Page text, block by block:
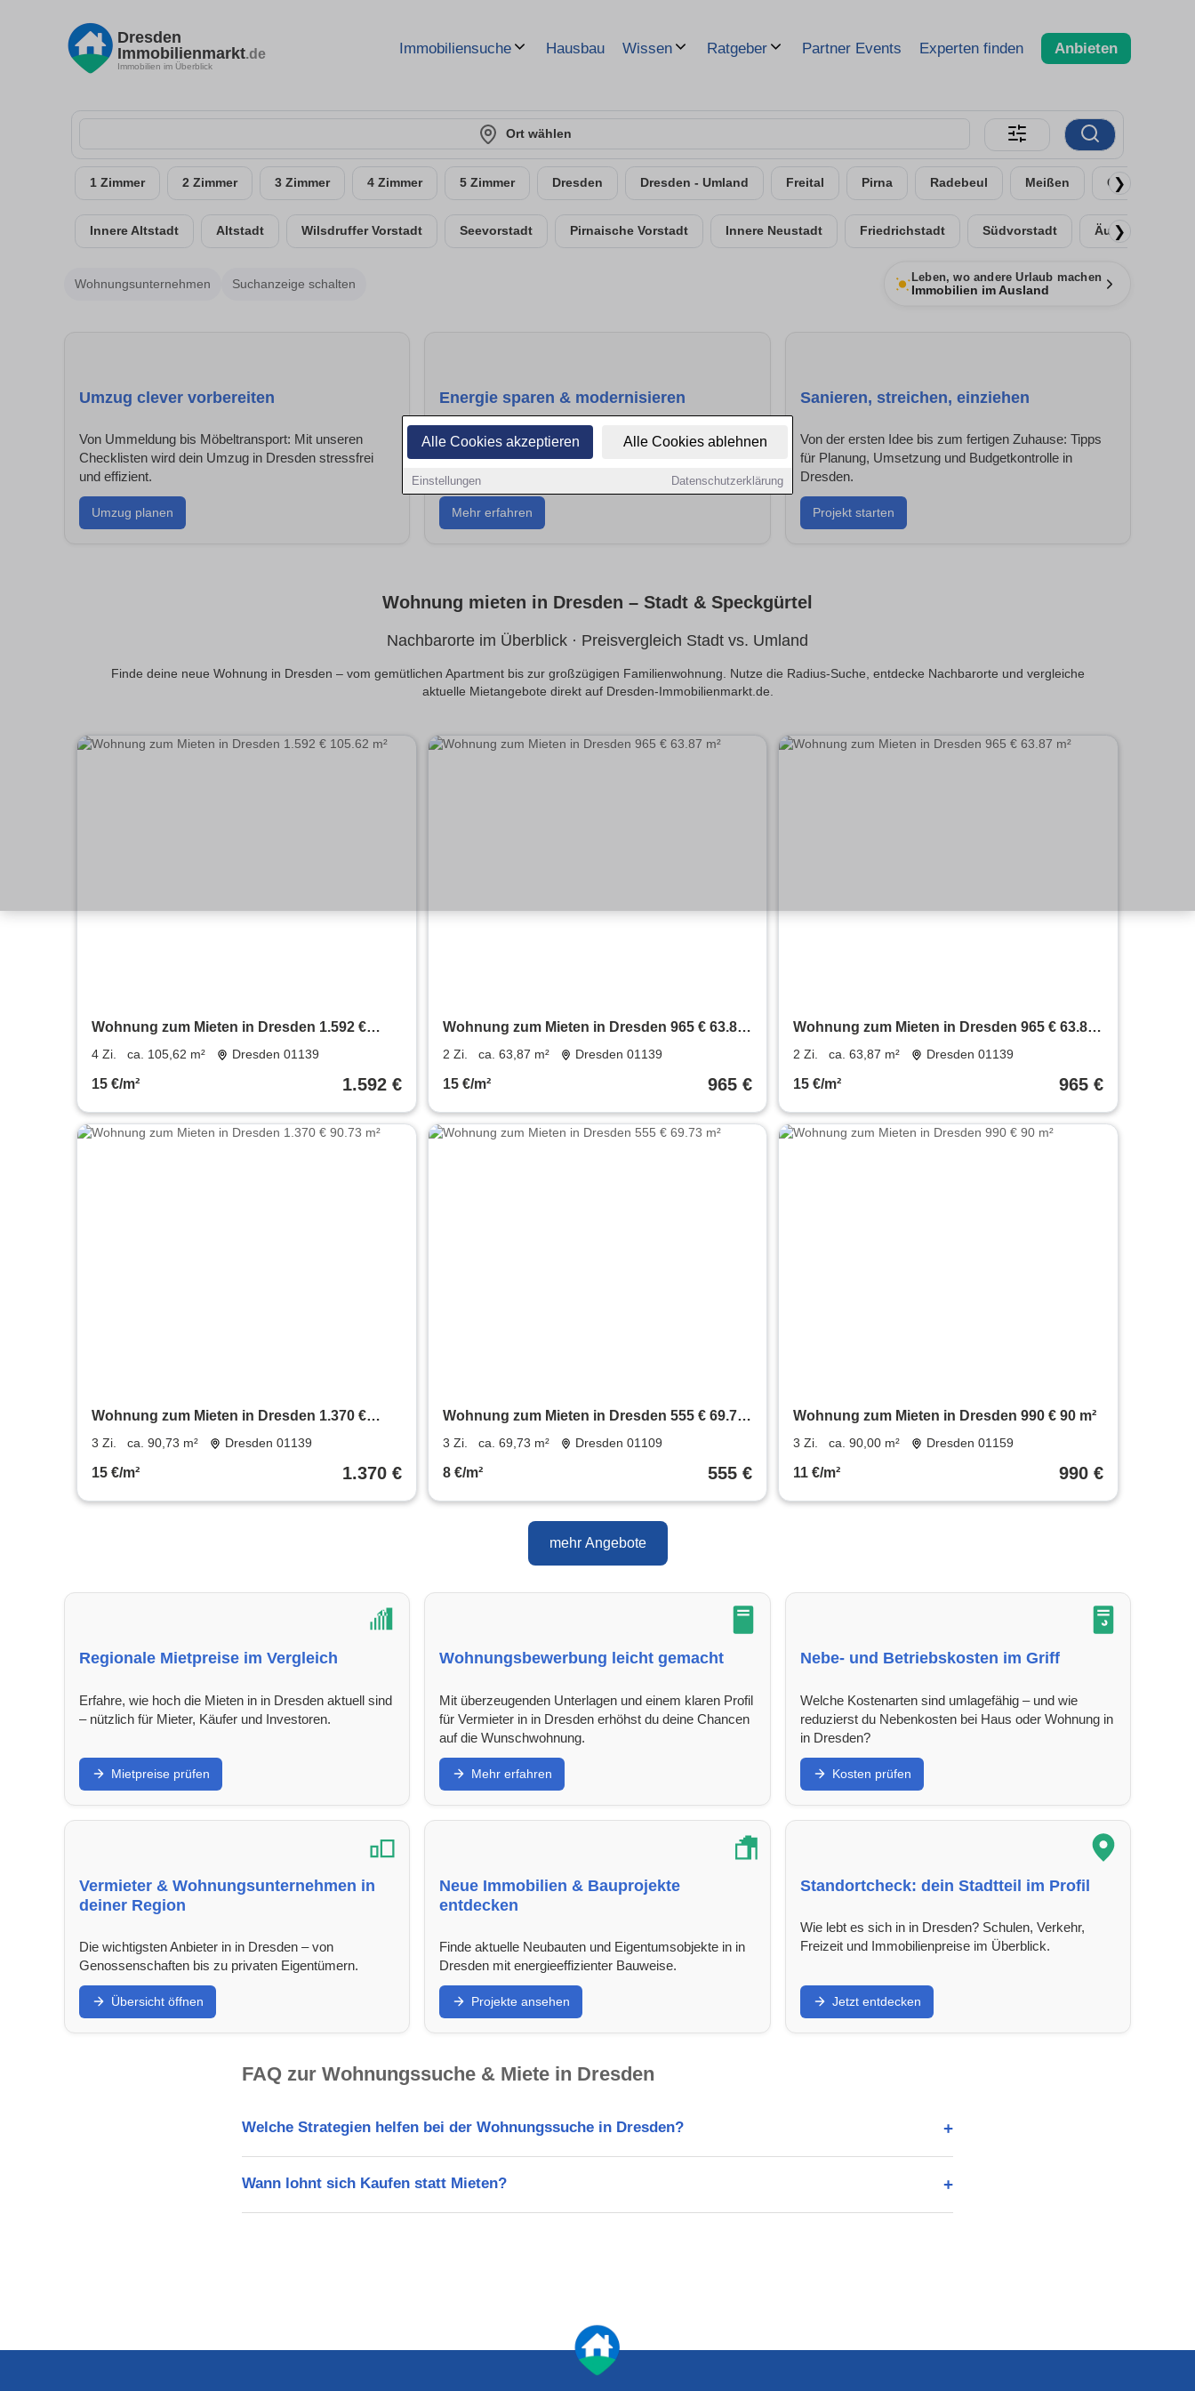
Alle Cookies akzeptieren Alle Cookies ablehnen
Einstellungen Datenschutzerklärung
Dresden
Immobilienmarkt.de
Immobilien im Überblick
Immobiliensuche Hausbau Wissen Ratgeber Partner Events Experten finden Anbieten
Ort wählen
1 Zimmer 2 Zimmer 3 Zimmer 4 Zimmer 5 Zimmer Dresden Dresden - Umland Freital Pirna Radebeul Meißen Coswig
❯
Innere Altstadt Altstadt Wilsdruffer Vorstadt Seevorstadt Pirnaische Vorstadt Innere Neustadt Friedrichstadt Südvorstadt Äußere
❯
Wohnungsunternehmen Suchanzeige schalten Leben, wo andere Urlaub machen
Immobilien im Ausland
Umzug clever vorbereiten
Von Ummeldung bis Möbeltransport: Mit unseren
Checklisten wird dein Umzug in Dresden stressfrei
und effizient.
Umzug planen
Energie sparen & modernisieren
Nutze staatliche Förderungen und finde den
passenden Anbieter in Dresden. So senkst du
dauerhaft deine Energiekosten.
Mehr erfahren
Sanieren, streichen, einziehen
Von der ersten Idee bis zum fertigen Zuhause: Tipps
für Planung, Umsetzung und Budgetkontrolle in
Dresden.
Projekt starten
Wohnung mieten in Dresden – Stadt & Speckgürtel
Nachbarorte im Überblick · Preisvergleich Stadt vs. Umland
Finde deine neue Wohnung in Dresden – vom gemütlichen Apartment bis zur großzügigen Familienwohnung. Nutze die Radius-Suche, entdecke Nachbarorte und vergleiche
aktuelle Mietangebote direkt auf Dresden-Immobilienmarkt.de.
Wohnung zum Mieten in Dresden 1.592 €
105.62 m²
4 Zi. ca. 105,62 m² Dresden 01139
15 €/m² 1.592 €
Wohnung zum Mieten in Dresden 965 € 63.87
m²
2 Zi. ca. 63,87 m² Dresden 01139
15 €/m² 965 €
Wohnung zum Mieten in Dresden 965 € 63.87
m²
2 Zi. ca. 63,87 m² Dresden 01139
15 €/m² 965 €
Wohnung zum Mieten in Dresden 1.370 €
90.73 m²
3 Zi. ca. 90,73 m² Dresden 01139
15 €/m² 1.370 €
Wohnung zum Mieten in Dresden 555 € 69.73
m²
3 Zi. ca. 69,73 m² Dresden 01109
8 €/m² 555 €
Wohnung zum Mieten in Dresden 990 € 90 m²
3 Zi. ca. 90,00 m² Dresden 01159
11 €/m² 990 €
mehr Angebote
Regionale Mietpreise im Vergleich
Erfahre, wie hoch die Mieten in in Dresden aktuell sind
– nützlich für Mieter, Käufer und Investoren.
Mietpreise prüfen
Wohnungsbewerbung leicht gemacht
Mit überzeugenden Unterlagen und einem klaren Profil
für Vermieter in in Dresden erhöhst du deine Chancen
auf die Wunschwohnung.
Mehr erfahren
Nebe- und Betriebskosten im Griff
Welche Kostenarten sind umlagefähig – und wie
reduzierst du Nebenkosten bei Haus oder Wohnung in
in Dresden?
Kosten prüfen
Vermieter & Wohnungsunternehmen in
deiner Region
Die wichtigsten Anbieter in in Dresden – von
Genossenschaften bis zu privaten Eigentümern.
Übersicht öffnen
Neue Immobilien & Bauprojekte
entdecken
Finde aktuelle Neubauten und Eigentumsobjekte in in
Dresden mit energieeffizienter Bauweise.
Projekte ansehen
Standortcheck: dein Stadtteil im Profil
Wie lebt es sich in in Dresden? Schulen, Verkehr,
Freizeit und Immobilienpreise im Überblick.
Jetzt entdecken
FAQ zur Wohnungssuche & Miete in Dresden
Welche Strategien helfen bei der Wohnungssuche in Dresden?
Wann lohnt sich Kaufen statt Mieten?